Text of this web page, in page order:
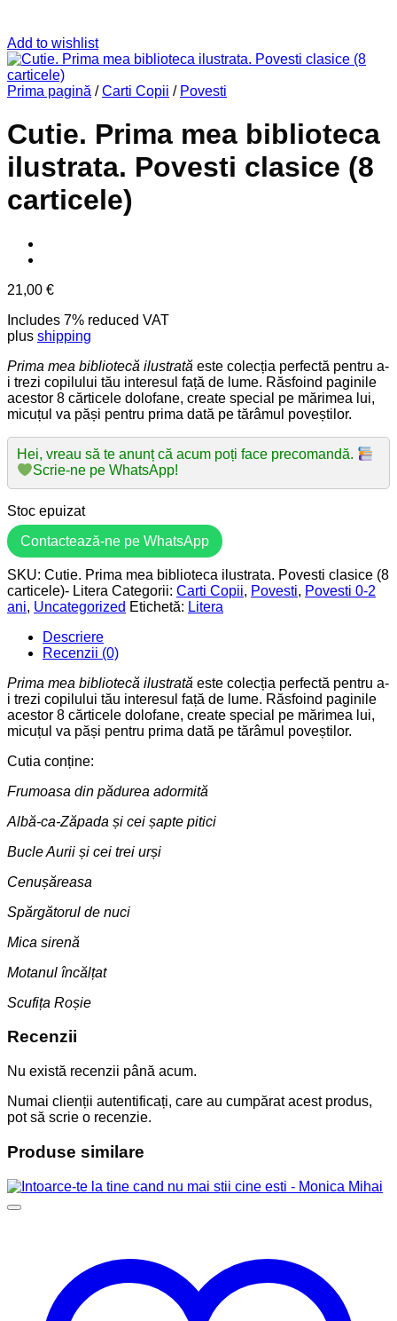
Add to wishlist
Prima pagină / Carti Copii / Povesti
Cutie. Prima mea biblioteca
ilustrata. Povesti clasice (8
carticele)
21,00 €
Includes 7% reduced VAT
plus shipping
Prima mea bibliotecă ilustrată este colecția perfectă pentru a-
i trezi copilului tău interesul față de lume. Răsfoind paginile
acestor 8 cărticele dolofane, create special pe mărimea lui,
micuțul va păși pentru prima dată pe tărâmul poveștilor.
Hei, vreau să te anunț că acum poți face precomandă.
Scrie-ne pe WhatsApp!
Stoc epuizat
Contactează-ne pe WhatsApp
SKU: Cutie. Prima mea biblioteca ilustrata. Povesti clasice (8
carticele)- Litera Categorii: Carti Copii, Povesti, Povesti 0-2
ani, Uncategorized Etichetă: Litera
Descriere
Recenzii (0)
Prima mea bibliotecă ilustrată este colecția perfectă pentru a-
i trezi copilului tău interesul față de lume. Răsfoind paginile
acestor 8 cărticele dolofane, create special pe mărimea lui,
micuțul va păși pentru prima dată pe tărâmul poveștilor.
Cutia conține:
Frumoasa din pădurea adormită
Albă-ca-Zăpada și cei șapte pitici
Bucle Aurii și cei trei urși
Cenușăreasa
Spărgătorul de nuci
Mica sirenă
Motanul încălțat
Scufița Roșie
Recenzii
Nu există recenzii până acum.
Numai clienții autentificați, care au cumpărat acest produs,
pot să scrie o recenzie.
Produse similare